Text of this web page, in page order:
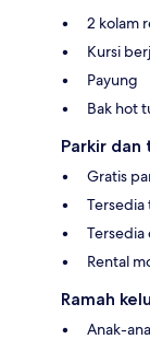
2 kolam
Kursi
Payung
Bak hot
Parkir dan
Gratis
Tersedia
Rental
Ramah
Anak-